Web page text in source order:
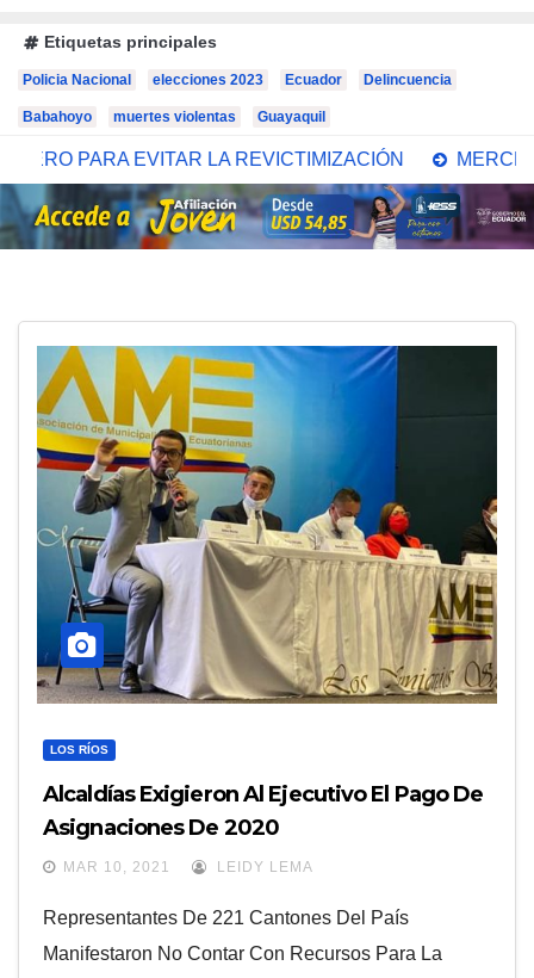
Etiquetas principales
Policia Nacional elecciones 2023 Ecuador Delincuencia
Babahoyo muertes violentas Guayaquil
REVICTIMIZACIÓN MERCEDES CAICEDO
LOS RÍOS
Alcaldías Exigieron Al Ejecutivo El Pago De
Asignaciones De 2020
MAR 10, 2021 LEIDY LEMA
Representantes De 221 Cantones Del País
Manifestaron No Contar Con Recursos Para La